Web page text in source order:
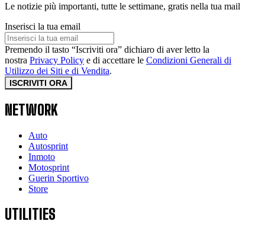
Le notizie più importanti, tutte le settimane, gratis nella tua mail
Inserisci la tua email
Premendo il tasto “Iscriviti ora” dichiaro di aver letto la
nostra Privacy Policy e di accettare le Condizioni Generali di
Utilizzo dei Siti e di Vendita.
ISCRIVITI ORA
NETWORK
Auto
Autosprint
Inmoto
Motosprint
Guerin Sportivo
Store
UTILITIES